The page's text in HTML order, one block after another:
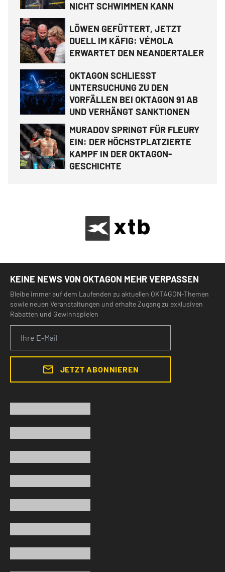
NICHT SCHWIMMEN KANN
LÖWEN GEFÜTTERT, JETZT
DUELL IM KÄFIG: VÉMOLA
ERWARTET DEN NEANDERTALER
OKTAGON SCHLIESST
UNTERSUCHUNG ZU DEN
VORFÄLLEN BEI OKTAGON 91 AB
UND VERHÄNGT SANKTIONEN
MURADOV SPRINGT FÜR FLEURY
EIN: DER HÖCHSTPLATZIERTE
KAMPF IN DER OKTAGON-
GESCHICHTE
KEINE NEWS VON OKTAGON MEHR VERPASSEN
Bleibe immer auf dem Laufenden zu aktuellen OKTAGON-Themen
sowie neuen Veranstaltungen und erhalte Zugang zu exklusiven
Rabatten und Gewinnspielen
JETZT ABONNIEREN